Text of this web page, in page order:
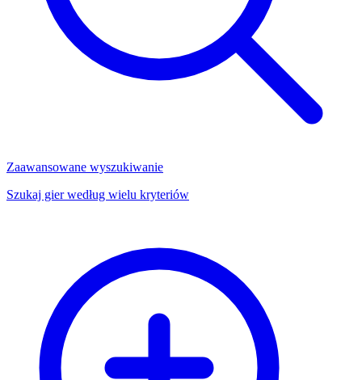
Zaawansowane wyszukiwanie
Szukaj gier według wielu kryteriów